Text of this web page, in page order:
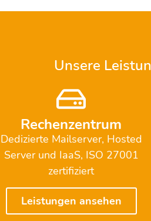
Unsere
Rechenzentrum
Dedizierte Mailserver, Hosted
Server und IaaS, ISO 27001
zertifiziert
Leistungen ansehen